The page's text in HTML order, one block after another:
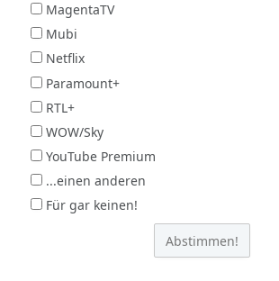
MagentaTV
Mubi
Netflix
Paramount+
RTL+
WOW/Sky
YouTube Premium
...einen anderen
Für gar keinen!